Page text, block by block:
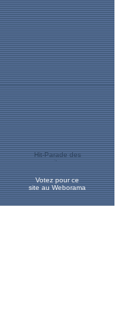
Votez pour ce
site au Weborama